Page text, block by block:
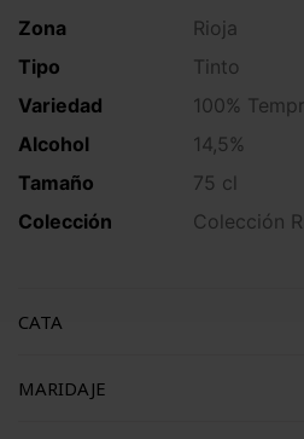
Zona
Rioja
Tipo
Tinto
Variedad
100%
Alcohol
14,5%
Tamaño
75 cl
Colección
Colección
CATA
MARIDAJE